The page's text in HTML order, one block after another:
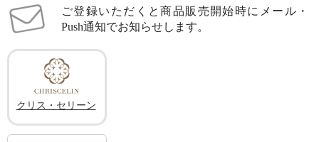
ご登録いただくと商品販売開始時にメール・
Push通知でお知らせします。
クリス・セリーン